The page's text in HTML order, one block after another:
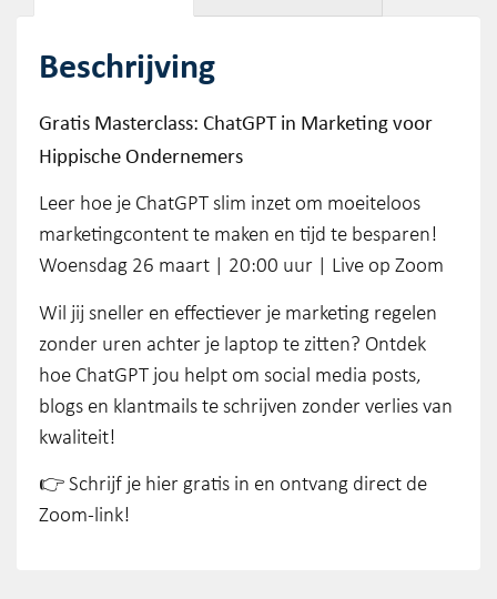
Beschrijving
Gratis Masterclass: ChatGPT in Marketing voor
Hippische Ondernemers
Leer hoe je ChatGPT slim inzet om moeiteloos
marketingcontent te maken en tijd te besparen!
Woensdag 26 maart | 20:00 uur | Live op Zoom
Wil jij sneller en effectiever je marketing regelen
zonder uren achter je laptop te zitten? Ontdek
hoe ChatGPT jou helpt om social media posts,
blogs en klantmails te schrijven zonder verlies van
kwaliteit!
👉 Schrijf je hier gratis in en ontvang direct de
Zoom-link!